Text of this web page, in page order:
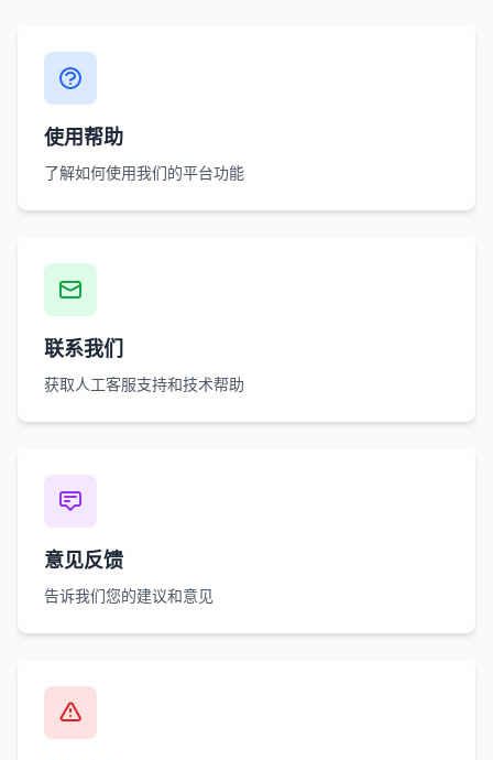
使用帮助
了解如何使用我们的平台功能
联系我们
获取人工客服支持和技术帮助
意见反馈
告诉我们您的建议和意见